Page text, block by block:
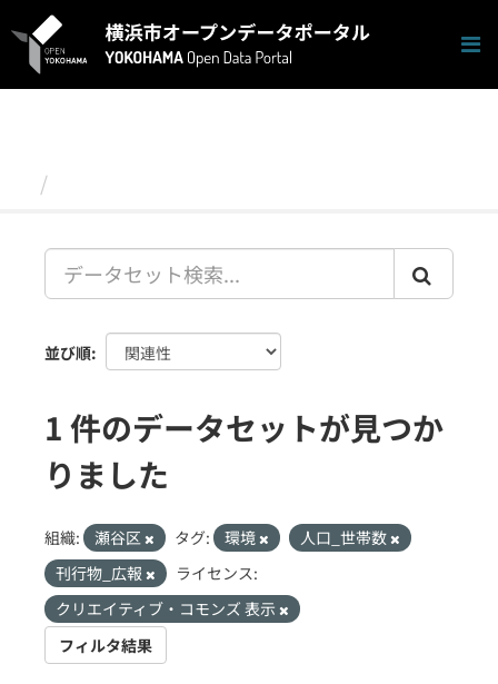
キ
並び順
1 件のデータセットが見つか
りました
組織: 瀬谷区 タグ: 環境
人口_世帯数
刊行物_広報
ライセンス:
クリエイティブ・コモンズ 表示
フィルタ結果